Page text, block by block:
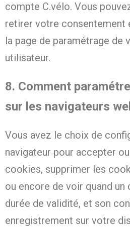
compte C.vélo. Vous
retirer votre consentement
la page de paramétrage de
utilisateur.
8. Comment
sur les navigateurs
Vous avez le choix de
navigateur pour accepter
cookies, supprimer les
ou encore de voir quand
durée de validité, et son
enregistrement sur votre